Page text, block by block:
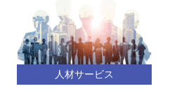
人材サービス